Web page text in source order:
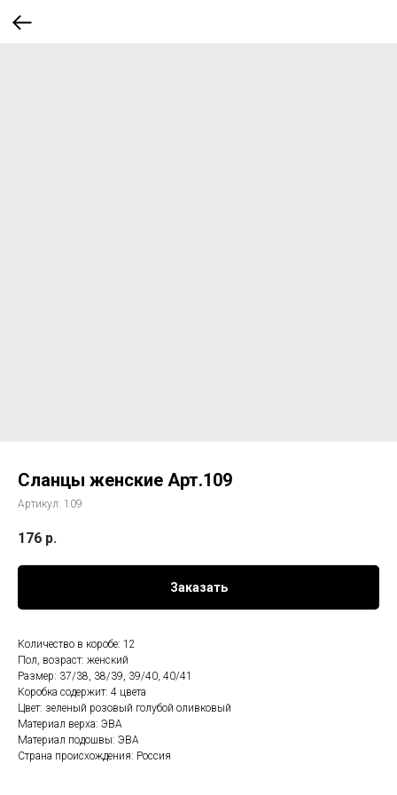
Сланцы женские Арт.109
Артикул: 109
176 р.
Заказать
Количество в коробе: 12
Пол, возраст: женский
Размер: 37/38, 38/39, 39/40, 40/41
Коробка содержит: 4 цвета
Цвет: зеленый розовый голубой оливковый
Материал верха: ЭВА
Материал подошвы: ЭВА
Страна происхождения: Россия